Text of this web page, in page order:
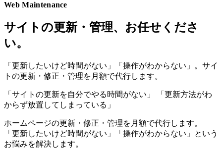
Web Maintenance
サイトの更新・管理、お任せくださ
い。
「更新したいけど時間がない」「操作がわからない」。サイ
トの更新・修正・管理を月額で代行します。
「サイトの更新を自分でやる時間がない」
「更新方法がわ
からず放置してしまっている」
ホームページの更新・修正・管理を月額で代行します。
「更新したいけど時間がない」「操作がわからない」という
お悩みを解決します。